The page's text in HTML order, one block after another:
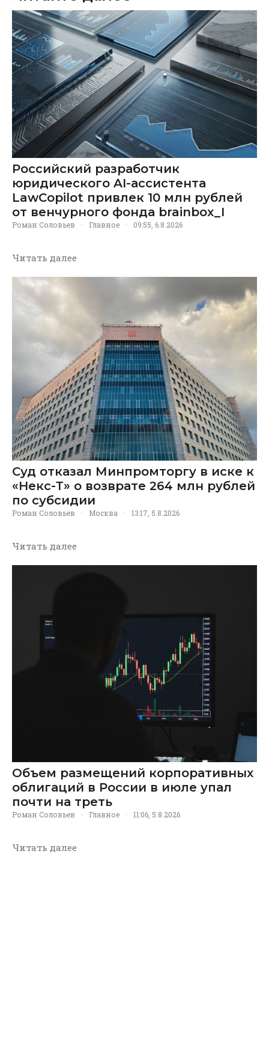
Российский разработчик
юридического AI-ассистента
LawCopilot привлек 10 млн рублей
от венчурного фонда brainbox_I
Роман Соловьев · Главное · 09:55, 6.8.2026
Читать далее
Суд отказал Минпромторгу в иске к
«Некс-Т» о возврате 264 млн рублей
по субсидии
Роман Соловьев · Москва · 13:17, 5.8.2026
Читать далее
Объем размещений корпоративных
облигаций в России в июле упал
почти на треть
Роман Соловьев · Главное · 11:06, 5.8.2026
Читать далее